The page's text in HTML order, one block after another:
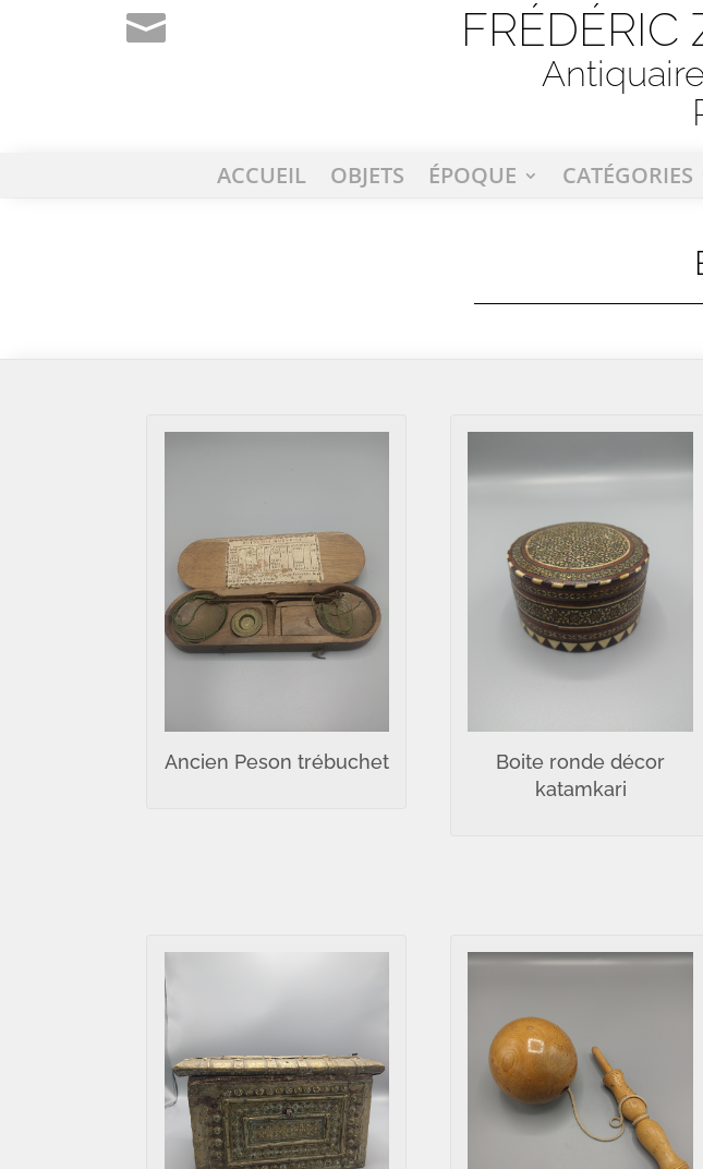
FRÉDÉRIC
ACCUEIL OBJETS ÉPOQUE CATÉGORIES
Ancien Peson trébuchet
Boite ronde décor
katamkari